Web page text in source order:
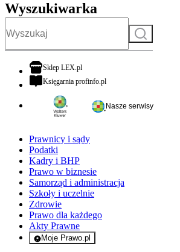
Wyszukiwarka
Szukaj
Sklep LEX.plotwiera się w nowej karcie
Księgarnia profinfo.plotwiera się w nowej karcie
Nasze serwisy
Prawnicy i sądy
Podatki
Kadry i BHP
Prawo w biznesie
Samorząd i administracja
Szkoły i uczelnie
Zdrowie
Prawo dla każdego
Akty Prawne
Moje Prawo.pl
- rejestracja i logowanie do serwisu